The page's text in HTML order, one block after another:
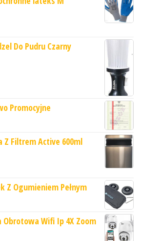
Do Pudru Czarny
Promocyjne
Z Filtrem Active 600ml
Z Ogumieniem Pełnym
Wifi Ip 4X Zoom